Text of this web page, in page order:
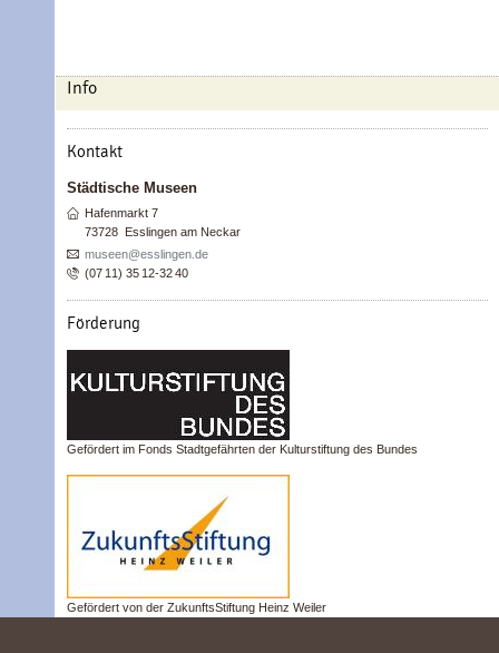
Info
Kontakt
Städtische Museen
Hafenmarkt 7
73728
Esslingen am Neckar
museen@esslingen.de
(07 11) 35 12-32 40
Förderung
Gefördert im Fonds Stadtgefährten der Kulturstiftung des Bundes
Gefördert von der ZukunftsStiftung Heinz Weiler